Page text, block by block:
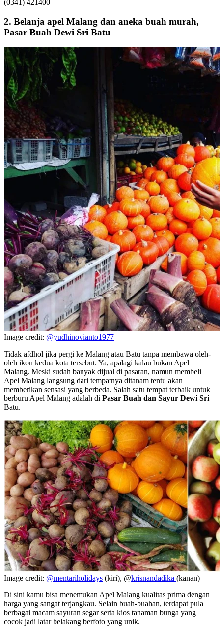
(0341) 421400
2. Belanja apel Malang dan aneka buah murah,
Pasar Buah Dewi Sri Batu
Image credit: @yudhinovianto1977
Tidak afdhol jika pergi ke Malang atau Batu tanpa membawa oleh-
oleh ikon kedua kota tersebut. Ya, apalagi kalau bukan Apel
Malang. Meski sudah banyak dijual di pasaran, namun membeli
Apel Malang langsung dari tempatnya ditanam tentu akan
memberikan sensasi yang berbeda. Salah satu tempat terbaik untuk
berburu Apel Malang adalah di Pasar Buah dan Sayur Dewi Sri
Batu.
Image credit: @mentariholidays (kiri), @krisnandadika (kanan)
Di sini kamu bisa menemukan Apel Malang kualitas prima dengan
harga yang sangat terjangkau. Selain buah-buahan, terdapat pula
berbagai macam sayuran segar serta kios tanaman bunga yang
cocok jadi latar belakang berfoto yang unik.